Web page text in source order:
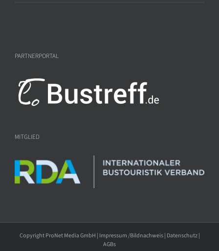
PARTNERPORTAL
MITGLIED
Copyright ProNet Media GmbH | Impressum /Bildnachweis| Datenschutz|
AGBs